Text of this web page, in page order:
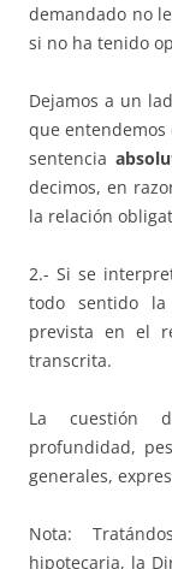
demandado no
si no ha tenido
Dejamos a un
que
sentencia
decimos, en
la relación
2.- Si se
todo sentido
prevista en el
transcrita.
La cuestión
profundidad,
generales,
Nota:
hipotecaria, la